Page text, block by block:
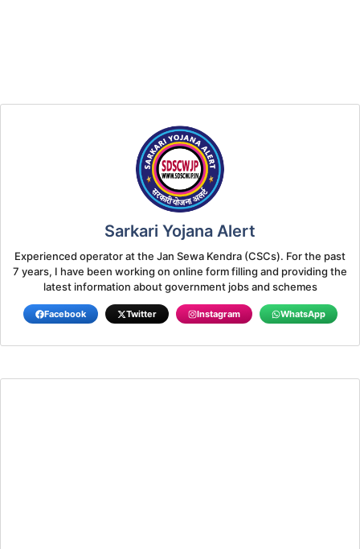
Sarkari Yojana Alert
Experienced operator at the Jan Sewa Kendra (CSCs). For the past
7 years, I have been working on online form filling and providing the
latest information about government jobs and schemes
Facebook Twitter Instagram WhatsApp